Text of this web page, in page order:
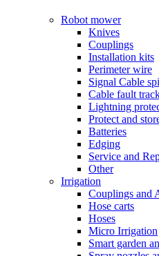
Robot mower
Knives
Couplings
Installation kits
Perimeter wire
Signal Cable
Cable fault
Lightning
Protect and
Batteries
Edging
Service and
Other
Irrigation
Couplings and
Hose carts
Hoses
Micro Irrigation
Smart garden